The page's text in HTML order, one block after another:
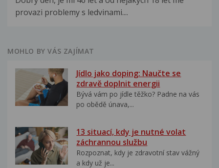
provazi problemy s ledvinami....
MOHLO BY VÁS ZAJÍMAT
Jídlo jako doping: Naučte se
zdravě doplnit energii
Bývá vám po jídle těžko? Padne na vás
po obědě únava,...
13 situací, kdy je nutné volat
záchrannou službu
Rozpoznat, kdy je zdravotní stav vážný
a kdy už je...